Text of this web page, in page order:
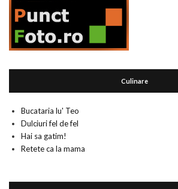
Culinare
Bucataria lu' Teo
Dulciuri fel de fel
Hai sa gatim!
Retete ca la mama